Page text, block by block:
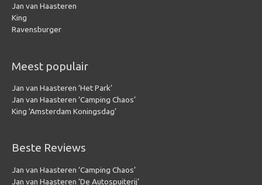
Jan van Haasteren
King
Ravensburger
Meest populair
Jan van Haasteren ‘Het Park’
Jan van Haasteren ‘Camping Chaos’
King ‘Amsterdam Koningsdag’
Beste Reviews
Jan van Haasteren ‘Camping Chaos’
Jan van Haasteren ‘De Autospuiterij’